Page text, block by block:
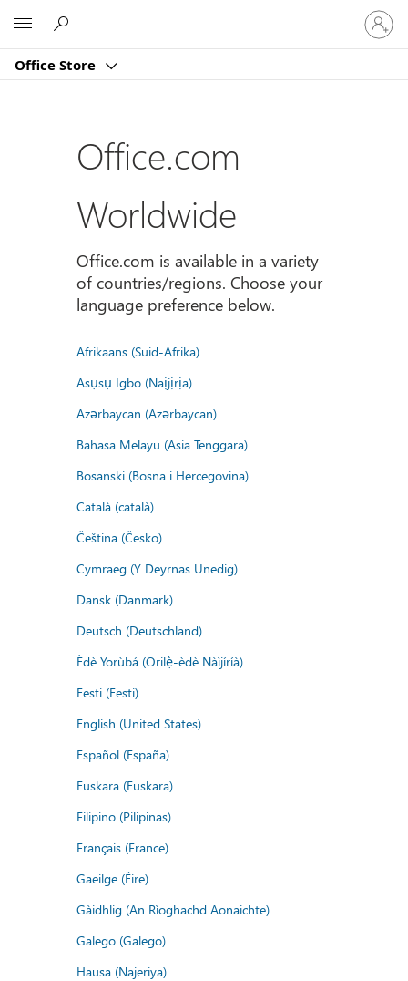
Office Store
Sign
in
to
account
Office.com
Worldwide
Office.com is available in a variety
of countries/regions. Choose your
language preference below.
Afrikaans (Suid-Afrika)
Asụsụ Igbo (Naịjịrịa)
Azərbaycan (Azərbaycan)
Bahasa Melayu (Asia Tenggara)
Bosanski (Bosna i Hercegovina)
Català (català)
Čeština (Česko)
Cymraeg (Y Deyrnas Unedig)
Dansk (Danmark)
Deutsch (Deutschland)
Èdè Yorùbá (Orilẹ̀-èdè Nàìjíríà)
Eesti (Eesti)
English (United States)
Español (España)
Euskara (Euskara)
Filipino (Pilipinas)
Français (France)
Gaeilge (Éire)
Gàidhlig (An Rìoghachd Aonaichte)
Galego (Galego)
Hausa (Najeriya)